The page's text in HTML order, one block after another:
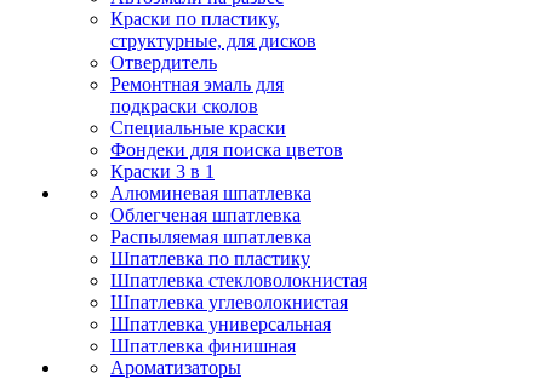
Краски по пластику,
структурные, для дисков
Отвердитель
Ремонтная эмаль для
подкраски сколов
Специальные краски
Фондеки для поиска цветов
Краски 3 в 1
Алюминевая шпатлевка
Облегченая шпатлевка
Распыляемая шпатлевка
Шпатлевка по пластику
Шпатлевка стекловолокнистая
Шпатлевка углеволокнистая
Шпатлевка универсальная
Шпатлевка финишная
Ароматизаторы